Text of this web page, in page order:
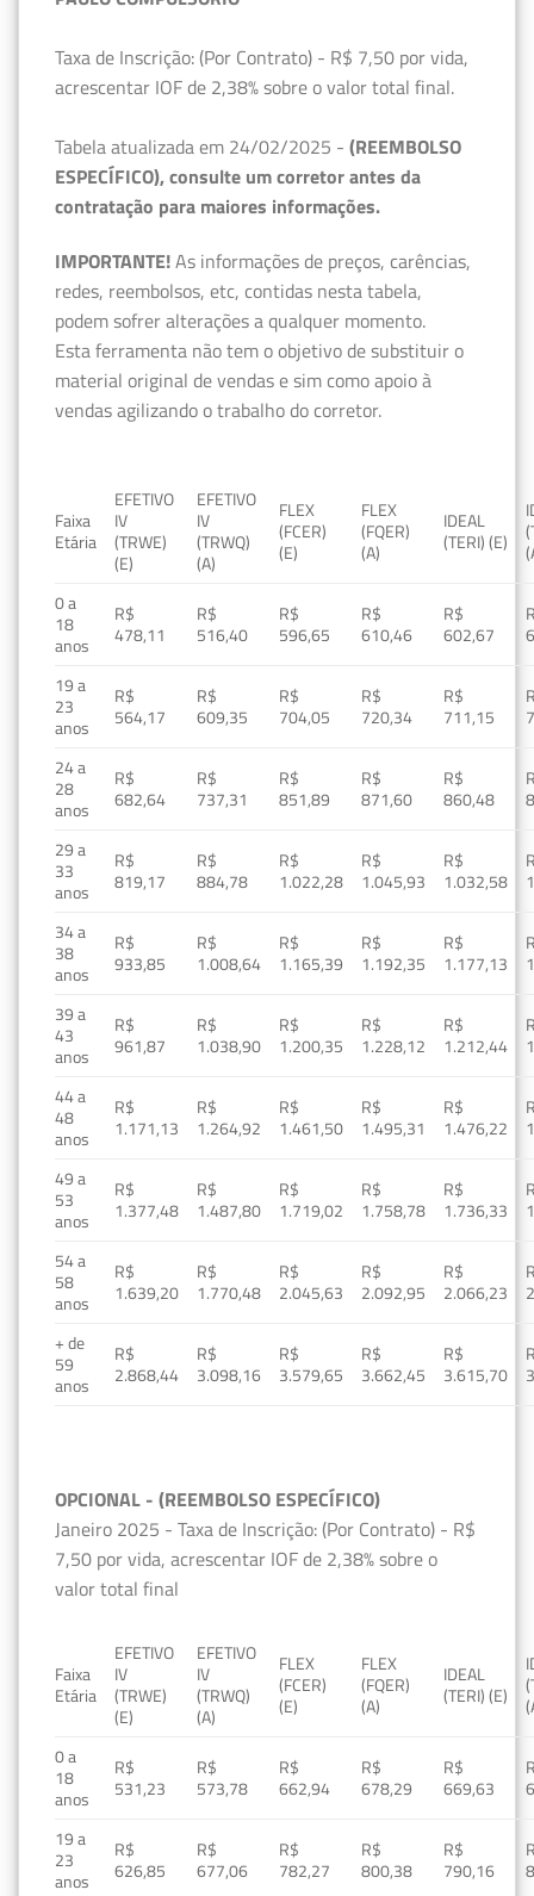
Taxa de Inscrição: (Por Contrato) - R$ 7,50 por vida,
acrescentar IOF de 2,38% sobre o valor total final.
Tabela atualizada em 24/02/2025 - (REEMBOLSO
ESPECÍFICO), consulte um corretor antes da
contratação para maiores informações.
IMPORTANTE!As informações de preços, carências,
redes, reembolsos, etc, contidas nesta tabela,
podem sofrer alterações a qualquer momento.
Esta ferramenta não tem o objetivo de substituir o
material original de vendas e sim como apoio à
vendas agilizando o trabalho do corretor.
Faixa
Etária
EFETIVO
IV
(TRWE)
(E)
EFETIVO
IV
(TRWQ)
(A)
FLEX
(FCER)
(E)
FLEX
(FQER)
(A)
IDEAL
(TERI) (E)
0 a
18
anos
R$
478,11
R$
516,40
R$
596,65
R$
610,46
R$
602,67
19 a
23
anos
R$
564,17
R$
609,35
R$
704,05
R$
720,34
R$
711,15
24 a
28
anos
R$
682,64
R$
737,31
R$
851,89
R$
871,60
R$
860,48
29 a
33
anos
R$
819,17
R$
884,78
R$
1.022,28
R$
1.045,93
R$
1.032,58
34 a
38
anos
R$
933,85
R$
1.008,64
R$
1.165,39
R$
1.192,35
R$
1.177,13
39 a
43
anos
R$
961,87
R$
1.038,90
R$
1.200,35
R$
1.228,12
R$
1.212,44
44 a
48
anos
R$
1.171,13
R$
1.264,92
R$
1.461,50
R$
1.495,31
R$
1.476,22
49 a
53
anos
R$
1.377,48
R$
1.487,80
R$
1.719,02
R$
1.758,78
R$
1.736,33
54 a
58
anos
R$
1.639,20
R$
1.770,48
R$
2.045,63
R$
2.092,95
R$
2.066,23
+ de
59
anos
R$
2.868,44
R$
3.098,16
R$
3.579,65
R$
3.662,45
R$
3.615,70
OPCIONAL - (REEMBOLSO ESPECÍFICO)
Janeiro 2025 - Taxa de Inscrição: (Por Contrato) - R$
7,50 por vida, acrescentar IOF de 2,38% sobre o
valor total final
Faixa
Etária
EFETIVO
IV
(TRWE)
(E)
EFETIVO
IV
(TRWQ)
(A)
FLEX
(FCER)
(E)
FLEX
(FQER)
(A)
IDEAL
(TERI) (E)
0 a
18
anos
R$
531,23
R$
573,78
R$
662,94
R$
678,29
R$
669,63
19 a
23
anos
R$
626,85
R$
677,06
R$
782,27
R$
800,38
R$
790,16